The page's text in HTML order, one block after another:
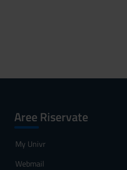
Aree Riservate
My Univr
Webmail